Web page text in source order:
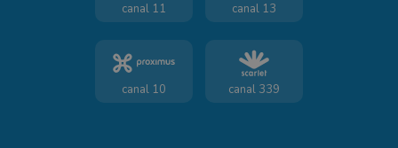
canal 11 canal 13
canal 10 canal 339